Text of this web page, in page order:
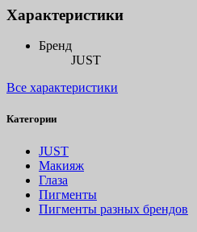
Характеристики
Бренд
JUST
Все характеристики
Категории
JUST
Макияж
Глаза
Пигменты
Пигменты разных брендов